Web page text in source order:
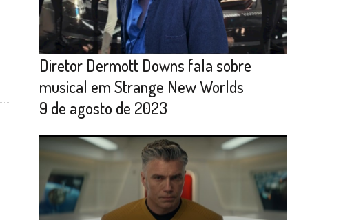
Diretor Dermott Downs fala sobre
musical em Strange New Worlds
9 de agosto de 2023